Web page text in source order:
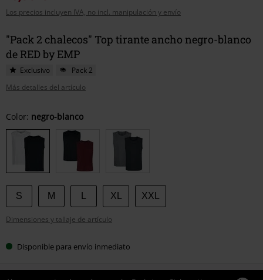
Los precios incluyen IVA, no incl. manipulación y envío
"Pack 2 chalecos" Top tirante ancho negro-blanco
de RED by EMP
Exclusivo
Pack 2
Más detalles del artículo
Elige
tu
talla
Color: negro-blanco
S M XL XXL
Dimensiones y tallaje de artículo
Disponible para envío inmediato